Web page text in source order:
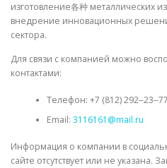
изготовление各种 металлических
внедрение инновационных
сектора.
Для связи с компанией можно
контактами:
Телефон: +7 (812) 292‒23‒77
Email: 3116161@mail.ru
Информация о компании в
сайте отсутствует или не указана.